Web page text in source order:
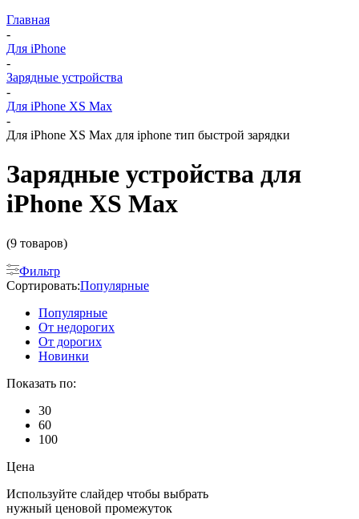
Главная
-
Для iPhone
-
Зарядные устройства
-
Для iPhone XS Max
-
Для iPhone XS Max для iphone тип быстрой зарядки
Зарядные устройства для
iPhone XS Max
(9 товаров)
Фильтр
Сортировать:Популярные
Популярные
От недорогих
От дорогих
Новинки
Показать по:
30
60
100
Цена
Используйте слайдер чтобы выбрать
нужный ценовой промежуток